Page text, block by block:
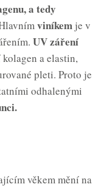
a tedy
viníkem je v
UV záření
a elastin,
pleti. Proto je
odhalenými
věkem mění na